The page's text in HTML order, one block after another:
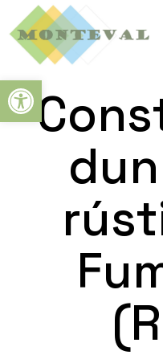
Abrir barra de